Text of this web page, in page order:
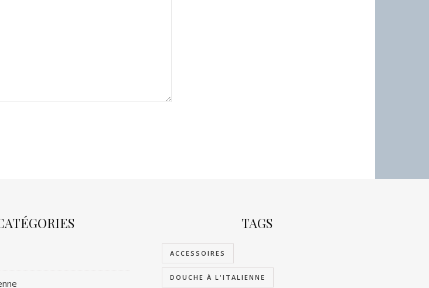
TAGS
ACCESSOIRES
DOUCHE À L'ITALIENNE